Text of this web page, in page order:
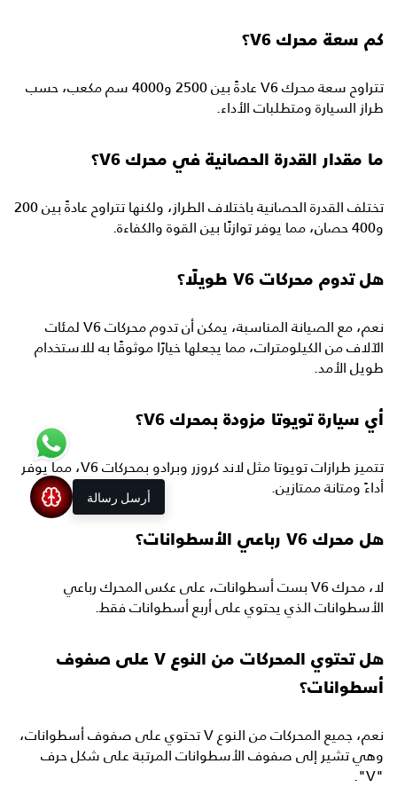
كم سعة محرك V6؟
تتراوح سعة محرك V6 عادةً بين 2500 و4000 سم مكعب، حسب
طراز السيارة ومتطلبات الأداء.
ما مقدار القدرة الحصانية في محرك V6؟
تختلف القدرة الحصانية باختلاف الطراز، ولكنها تتراوح عادةً بين 200
و400 حصان، مما يوفر توازنًا بين القوة والكفاءة.
هل تدوم محركات V6 طويلًا؟
نعم، مع الصيانة المناسبة، يمكن أن تدوم محركات V6 لمئات
الآلاف من الكيلومترات، مما يجعلها خيارًا موثوقًا به للاستخدام
طويل الأمد.
أي سيارة تويوتا مزودة بمحرك V6؟
تتميز طرازات تويوتا مثل لاند كروزر وبرادو بمحركات V6، مما يوفر
أداءً ومتانة ممتازين.
هل محرك V6 رباعي الأسطوانات؟
لا، محرك V6 بست أسطوانات، على عكس المحرك رباعي
الأسطوانات الذي يحتوي على أربع أسطوانات فقط.
هل تحتوي المحركات من النوع V على صفوف
أسطوانات؟
نعم، جميع المحركات من النوع V تحتوي على صفوف أسطوانات،
وهي تشير إلى صفوف الأسطوانات المرتبة على شكل حرف
"V".
أرسل رسالة